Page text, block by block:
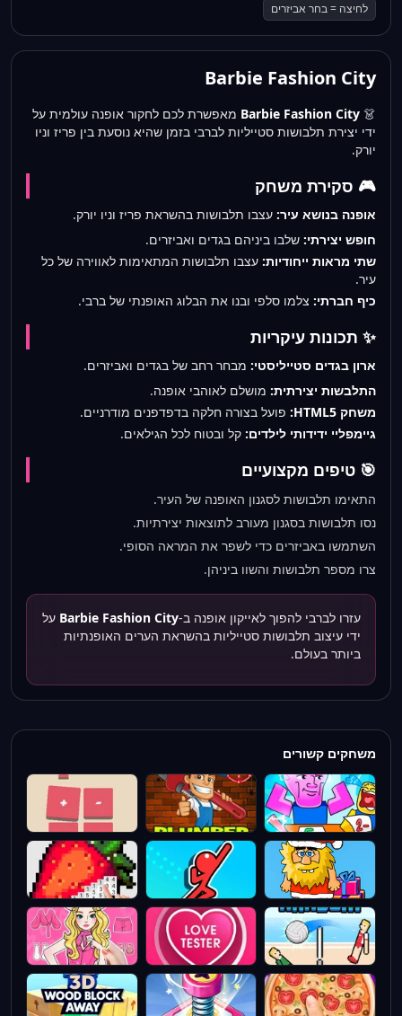
לחיצה = בחר אביזרים
Barbie Fashion City
👗
Barbie Fashion City מאפשרת לכם לחקור אופנה עולמית על
ידי יצירת תלבושות סטייליות לברבי בזמן שהיא נוסעת בין פריז וניו
יורק.
🎮 סקירת משחק
אופנה בנושא עיר: עצבו תלבושות בהשראת פריז וניו יורק.
חופש יצירתי: שלבו ביניהם בגדים ואביזרים.
שתי מראות ייחודיות: עצבו תלבושות המתאימות לאווירה של כל
עיר.
כיף חברתי: צלמו סלפי ובנו את הבלוג האופנתי של ברבי.
✨ תכונות עיקריות
ארון בגדים סטייליסטי: מבחר רחב של בגדים ואביזרים.
התלבשות יצירתית: מושלם לאוהבי אופנה.
משחק HTML5:
פועל בצורה חלקה בדפדפנים מודרניים.
גיימפליי ידידותי לילדים: קל ובטוח לכל הגילאים.
🎯 טיפים מקצועיים
התאימו תלבושות לסגנון האופנה של העיר.
נסו תלבושות בסגנון מעורב לתוצאות יצירתיות.
השתמשו באביזרים כדי לשפר את המראה הסופי.
צרו מספר תלבושות והשוו ביניהן.
עזרו לברבי להפוך לאייקון אופנה ב-Barbie Fashion City על
ידי עיצוב תלבושות סטייליות בהשראת הערים האופנתיות
ביותר בעולם.
משחקים קשורים